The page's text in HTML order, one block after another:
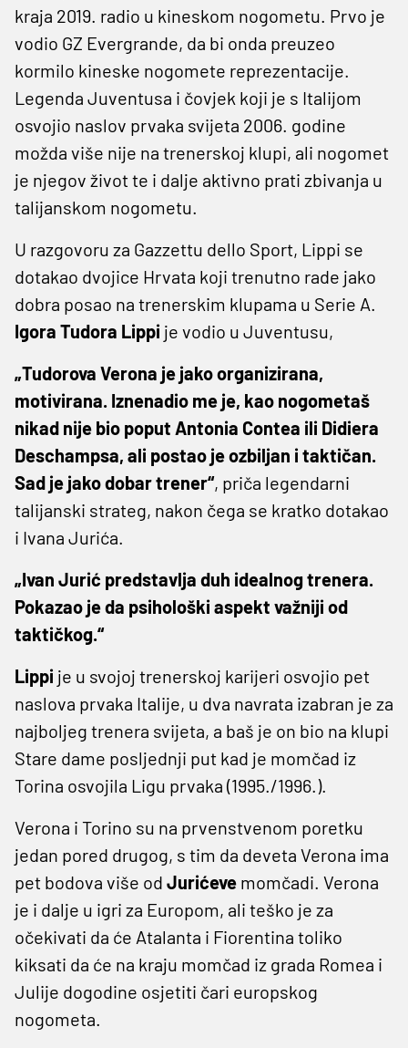
kraja 2019. radio u kineskom nogometu. Prvo je
vodio GZ Evergrande, da bi onda preuzeo
kormilo kineske nogomete reprezentacije.
Legenda Juventusa i čovjek koji je s Italijom
osvojio naslov prvaka svijeta 2006. godine
možda više nije na trenerskoj klupi, ali nogomet
je njegov život te i dalje aktivno prati zbivanja u
talijanskom nogometu.
U razgovoru za Gazzettu dello Sport, Lippi se
dotakao dvojice Hrvata koji trenutno rade jako
dobra posao na trenerskim klupama u Serie A.
Igora Tudora Lippi je vodio u Juventusu,
„Tudorova Verona je jako organizirana,
motivirana. Iznenadio me je, kao nogometaš
nikad nije bio poput Antonia Contea ili Didiera
Deschampsa, ali postao je ozbiljan i taktičan.
Sad je jako dobar trener“, priča legendarni
talijanski strateg, nakon čega se kratko dotakao
i Ivana Jurića.
„Ivan Jurić predstavlja duh idealnog trenera.
Pokazao je da psihološki aspekt važniji od
taktičkog.“
Lippi je u svojoj trenerskoj karijeri osvojio pet
naslova prvaka Italije, u dva navrata izabran je za
najboljeg trenera svijeta, a baš je on bio na klupi
Stare dame posljednji put kad je momčad iz
Torina osvojila Ligu prvaka (1995./1996.).
Verona i Torino su na prvenstvenom poretku
jedan pored drugog, s tim da deveta Verona ima
pet bodova više od Jurićeve momčadi. Verona
je i dalje u igri za Europom, ali teško je za
očekivati da će Atalanta i Fiorentina toliko
kiksati da će na kraju momčad iz grada Romea i
Julije dogodine osjetiti čari europskog
nogometa.